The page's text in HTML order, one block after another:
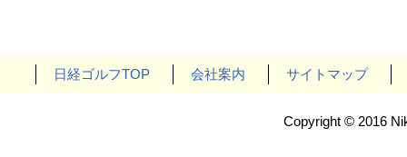
日経ゴルフTOP 会社案内 サイトマップ
Copyright © 2016